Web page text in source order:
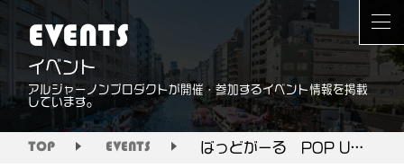
EVENTS
イベント
アルジャーノンプロダクトが開催・参加するイベント情報を掲載
しています。
TOP EVENTS ばっどがーる POP UP SHOP in あみあみ